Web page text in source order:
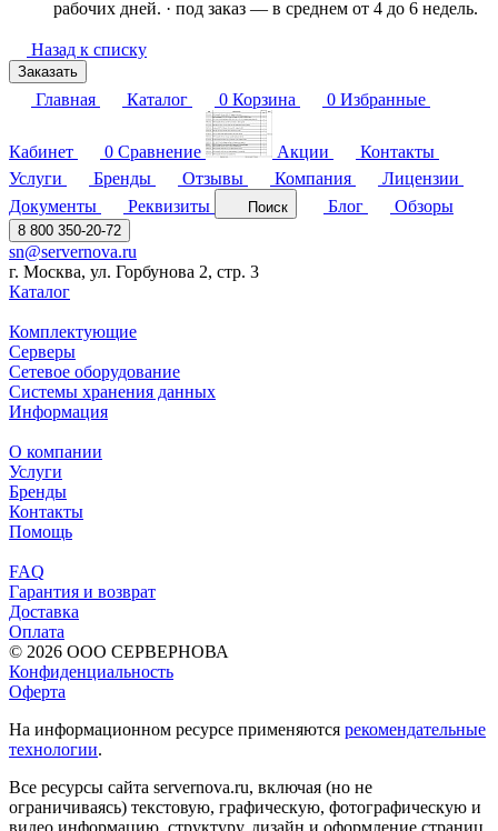
рабочих дней. · под заказ — в среднем от 4 до 6 недель.
Назад к списку
Заказать
Главная Каталог 0 Корзина 0 Избранные
Кабинет 0 Сравнение Акции
Контакты
Услуги
Бренды Отзывы Компания
Лицензии
Документы
Реквизиты Поиск Блог Обзоры
8 800 350-20-72
sn@servernova.ru
г. Москва, ул. Горбунова 2, стр. 3
Каталог
Комплектующие
Серверы
Сетевое оборудование
Системы хранения данных
Информация
О компании
Услуги
Бренды
Контакты
Помощь
FAQ
Гарантия и возврат
Доставка
Оплата
© 2026 ООО СЕРВЕРНОВА
Конфиденциальность
Оферта
На информационном ресурсе применяются рекомендательные
технологии.
Все ресурсы сайта servernova.ru, включая (но не
ограничиваясь) текстовую, графическую, фотографическую и